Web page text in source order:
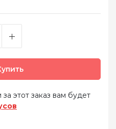
за этот заказ вам будет